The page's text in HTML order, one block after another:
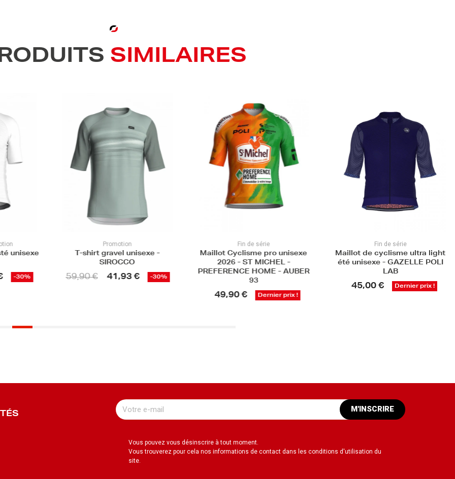
SIMILAIRES
unisexe
-30%
Promotion
T-shirt gravel unisexe -
SIROCCO
59,90 € 41,93 € -30%
Fin de série
Maillot Cyclisme pro unisexe
2026 - ST MICHEL -
PREFERENCE HOME - AUBER
93
49,90 € Dernier prix !
Fin de série
Maillot de cyclisme ultra light
été unisexe - GAZELLE POLI
LAB
45,00 € Dernier prix !
M'INSCRIRE
Vous pouvez vous désinscrire à tout moment.
Vous trouverez pour cela nos informations de contact dans les conditions d'utilisation du
site.